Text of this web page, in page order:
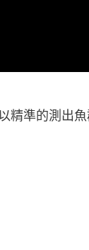
準的測出